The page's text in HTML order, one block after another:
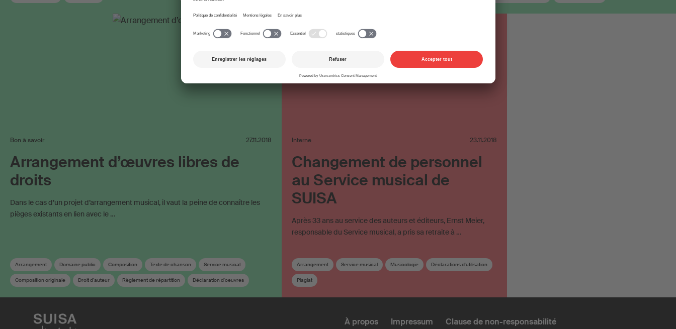
Déclaration d‘oeuvres
Bon à savoir 27.11.2018
Arrangement d’œuvres libres de
droits
Dans le cas d’un projet d’arrangement musical, il vaut la peine de connaître les
pièges existants en lien avec le …
Arrangement Domaine public Composition Texte de chanson Service musical
Composition originale Droit d'auteur Règlement de répartition Déclaration d‘oeuvres
Interne 23.11.2018
Changement de personnel
au Service musical de
SUISA
Après 33 ans au service des auteurs et éditeurs, Ernst Meier,
responsable du Service musical, a pris sa retraite à …
Arrangement Service musical Musicologie Déclarations d'utilisation
Plagiat
À propos Impressum Clause de non-responsabilité